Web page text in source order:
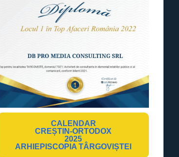
CALENDAR
CREȘTIN-ORTODOX
2025
ARHIEPISCOPIA TÂRGOVIȘTEI